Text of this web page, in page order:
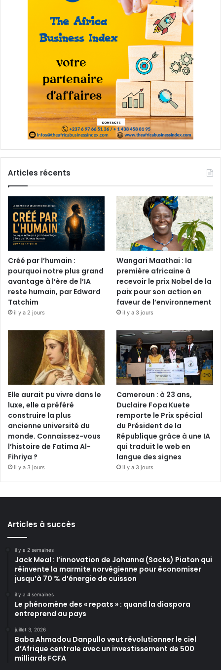
Articles récents
Créé par l’humain :
pourquoi notre plus grand
avantage à l’ère de l’IA
reste humain, par Edward
Tatchim
il y a 2 jours
Wangari Maathai : la
première africaine à
recevoir le prix Nobel de la
paix pour son action en
faveur de l’environnement
il y a 3 jours
Elle aurait pu vivre dans le
luxe, elle a préféré
construire la plus
ancienne université du
monde. Connaissez-vous
l’histoire de Fatima Al-
Fihriya ?
il y a 3 jours
Cameroun : à 23 ans,
Duclaire Fopa Kuete
remporte le Prix spécial
du Président de la
République grâce à une IA
qui traduit le web en
langue des signes
il y a 3 jours
Articles à succès
il y a 2 semaines
Jack Meal : l’innovation de Johanna (Sacks) Piaton qui
réinvente la marmite norvégienne pour économiser
jusqu’à 70 % d’énergie de cuisson
il y a 4 semaines
Le phénomène des « repats » : quand la diaspora
entreprend au pays
juillet 3, 2026
Baba Ahmadou Danpullo veut révolutionner le ciel
d’Afrique centrale avec un investissement de 500
milliards FCFA